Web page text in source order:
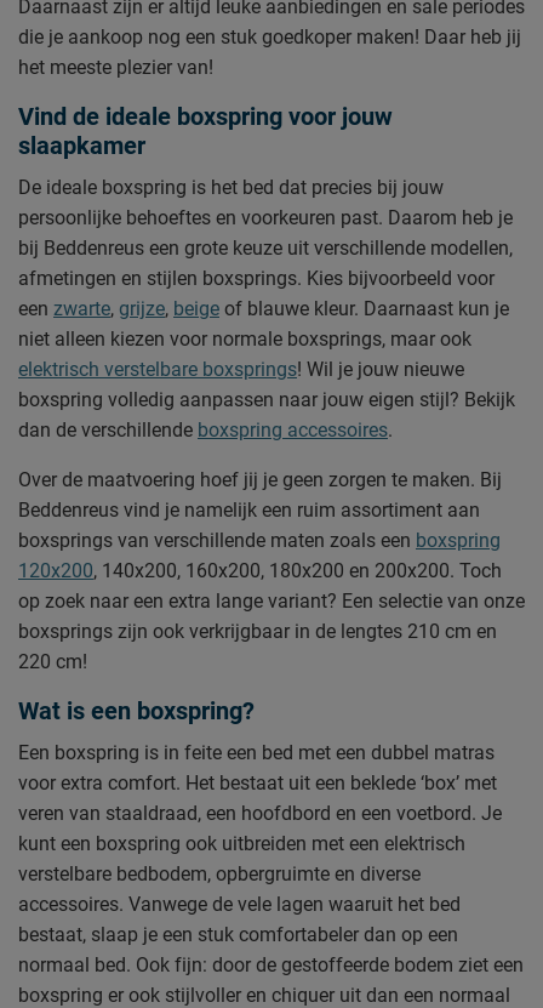
Daarnaast zijn er altijd leuke aanbiedingen en sale periodes
die je aankoop nog een stuk goedkoper maken! Daar heb jij
het meeste plezier van!
Vind de ideale boxspring voor jouw
slaapkamer
De ideale boxspring is het bed dat precies bij jouw
persoonlijke behoeftes en voorkeuren past. Daarom heb je
bij Beddenreus een grote keuze uit verschillende modellen,
afmetingen en stijlen boxsprings. Kies bijvoorbeeld voor
een zwarte, grijze, beige of blauwe kleur. Daarnaast kun je
niet alleen kiezen voor normale boxsprings, maar ook
elektrisch verstelbare boxsprings! Wil je jouw nieuwe
boxspring volledig aanpassen naar jouw eigen stijl? Bekijk
dan de verschillende boxspring accessoires.
Over de maatvoering hoef jij je geen zorgen te maken. Bij
Beddenreus vind je namelijk een ruim assortiment aan
boxsprings van verschillende maten zoals een boxspring
120x200, 140x200, 160x200, 180x200 en 200x200. Toch
op zoek naar een extra lange variant? Een selectie van onze
boxsprings zijn ook verkrijgbaar in de lengtes 210 cm en
220 cm!
Wat is een boxspring?
Een boxspring is in feite een bed met een dubbel matras
voor extra comfort. Het bestaat uit een beklede ‘box’ met
veren van staaldraad, een hoofdbord en een voetbord. Je
kunt een boxspring ook uitbreiden met een elektrisch
verstelbare bedbodem, opbergruimte en diverse
accessoires. Vanwege de vele lagen waaruit het bed
bestaat, slaap je een stuk comfortabeler dan op een
normaal bed. Ook fijn: door de gestoffeerde bodem ziet een
boxspring er ook stijlvoller en chiquer uit dan een normaal